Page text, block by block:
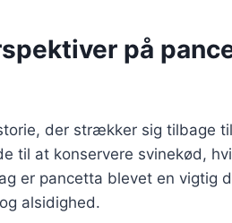
på
der strækker sig tilbage
til at konservere svinekød,
er pancetta blevet en vigtig
alsidighed.